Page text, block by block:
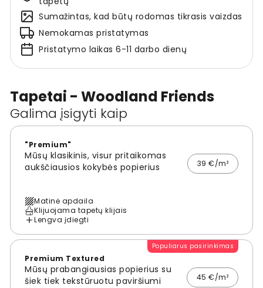
Tapetai - Woodland Friends
Galima įsigyti kaip
"Premium"
Mūsų klasikinis, visur pritaikomas
aukščiausios kokybės popierius
39 €/m²
Matinė apdaila
Klijuojama tapetų klijais
Lengva įdiegti
Populiarus pasirinkimas
Premium Textured
Mūsų prabangiausias popierius su
šiek tiek tekstūruotu paviršiumi
45 €/m²
Sumažintas, kad būtų rodomas tikrasis vaizdas
Nemokamas pristatymas
Pristatymo laikas 6-11 darbo dienų